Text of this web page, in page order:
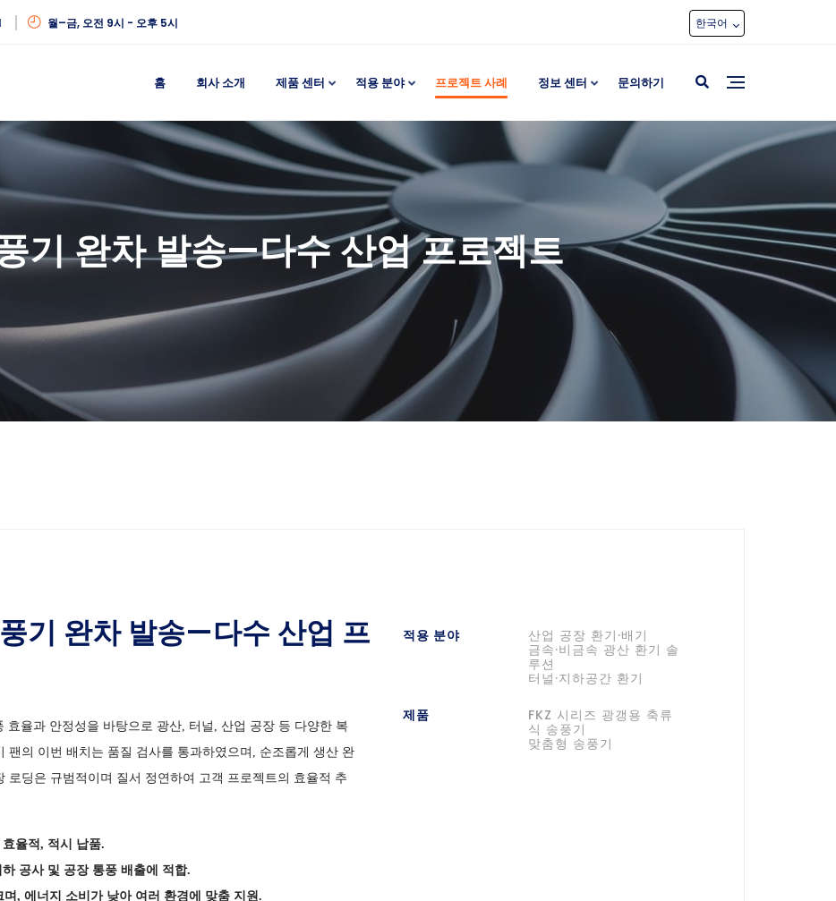
월–금, 오전 9시 - 오후 5시 한국어
홈 회사 소개 제품 센터 적용 분야 프로젝트 사례 정보 센터 문의하기
기 완차 발송—다수 산업 프로젝트
기 완차 발송—다수 산업 프
효율과 안정성을 바탕으로 광산, 터널, 산업 공장 등 다양한 복
팬의 이번 배치는 품질 검사를 통과하였으며, 순조롭게 생산 완
로딩은 규범적이며 질서 정연하여 고객 프로젝트의 효율적 추
율적, 적시 납품.
공사 및 공장 통풍 배출에 적합.
, 에너지 소비가 낮아 여러 환경에 맞춤 지원.
적용 분야
산업 공장 환기·배기
금속·비금속 광산 환기 솔
루션
터널·지하공간 환기
제품
FKZ 시리즈 광갱용 축류
식 송풍기
맞춤형 송풍기